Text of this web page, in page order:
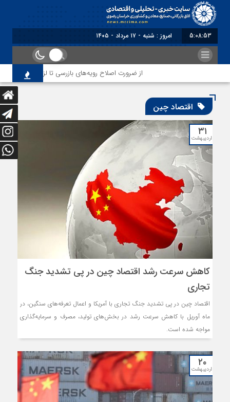
5:08:54 برابر با : Saturday - 8 August - 2026
از ضرورت اصلاح رویه‌های بازرسی تا لزوم اصلاح حکمرانی
اقتصاد چین
۳۱
اردیبهشت
کاهش سرعت رشد اقتصاد چین در پی تشدید جنگ
تجاری
اقتصاد چین در پی تشدید جنگ تجاری با آمریکا و اعمال تعرفه‌های سنگین، در
ماه آوریل با کاهش سرعت رشد در بخش‌های تولید، مصرف و سرمایه‌گذاری
مواجه شده است.
۲۰
اردیبهشت